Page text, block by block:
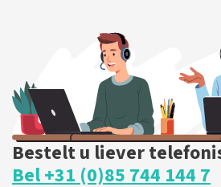
BESTEL NU
Bestelt u liever
Bel +31 (0)85 744 144 7